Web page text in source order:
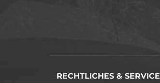
RECHTLICHES & SERVICE